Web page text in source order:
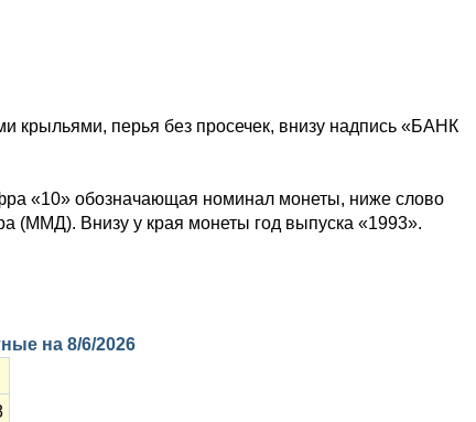
крыльями, перья без просечек, внизу надпись «БАНК
«10» обозначающая номинал монеты, ниже слово
(ММД). Внизу у края монеты год выпуска «1993».
на 8/6/2026